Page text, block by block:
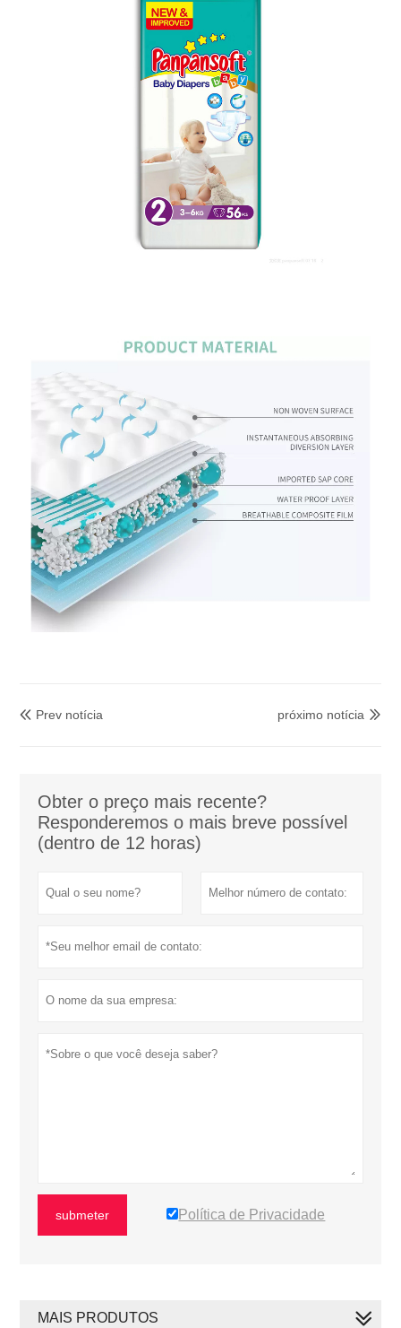
 Prev notícia 
próximo notícia
Obter o preço mais recente?
Responderemos o mais breve possível
(dentro de 12 horas)
submeter Política de Privacidade
MAIS PRODUTOS